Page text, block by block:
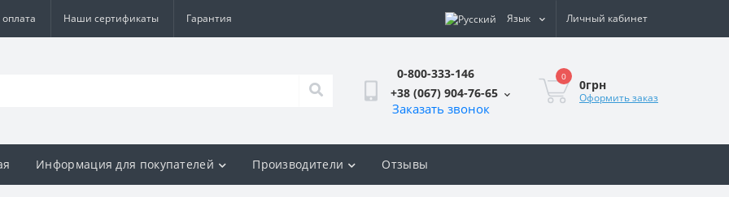
Наши сертификаты Гарантия Язык Личный кабинет
0-800-333-146
+38 (067) 904-76-65
Заказать звонок
0
0грн
Оформить заказ
Информация для покупателей Производители Отзывы